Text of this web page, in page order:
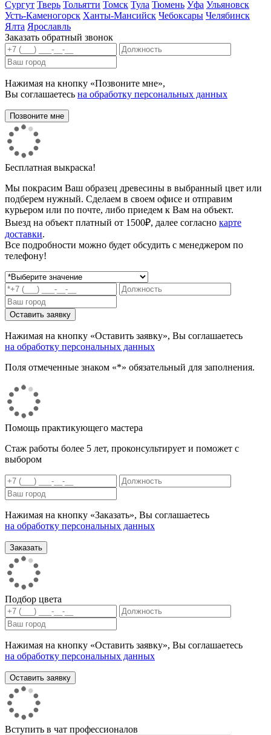
Сургут Тверь Тольятти Томск Тула Тюмень Уфа Ульяновск
Усть-Каменогорск Ханты-Мансийск Чебоксары Челябинск
Ялта Ярославль
Заказать обратный звонок
Нажимая на кнопку «Позвоните мне»,
Вы соглашаетесь на обработку персональных данных
Бесплатная выкраска!
Мы покрасим Ваш образец древесины в выбранный цвет или
подберем нужный. Сделаем в своем офисе и отправим
курьером или по почте, либо приедем к Вам на объект.
Выезд на объект платный от 1500₽, далее согласно карте
доставки.
Все подробности можно будет обсудить с менеджером по
телефону!
Нажимая на кнопку «Оставить заявку», Вы соглашаетесь
на обработку персональных данных
Поля отмеченные знаком «*» обязательный для заполнения.
Помощь практикующего мастера
Стаж работы более 5 лет, проконсультирует и поможет с
выбором
Нажимая на кнопку «Заказать», Вы соглашаетесь
на обработку персональных данных
Подбор цвета
Нажимая на кнопку «Оставить заявку», Вы соглашаетесь
на обработку персональных данных
Вступить в чат профессионалов